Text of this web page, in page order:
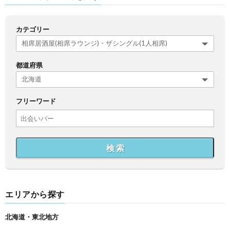
カテゴリー
都道府県
フリーワード
検 索
エリアから探す
北海道・東北地方